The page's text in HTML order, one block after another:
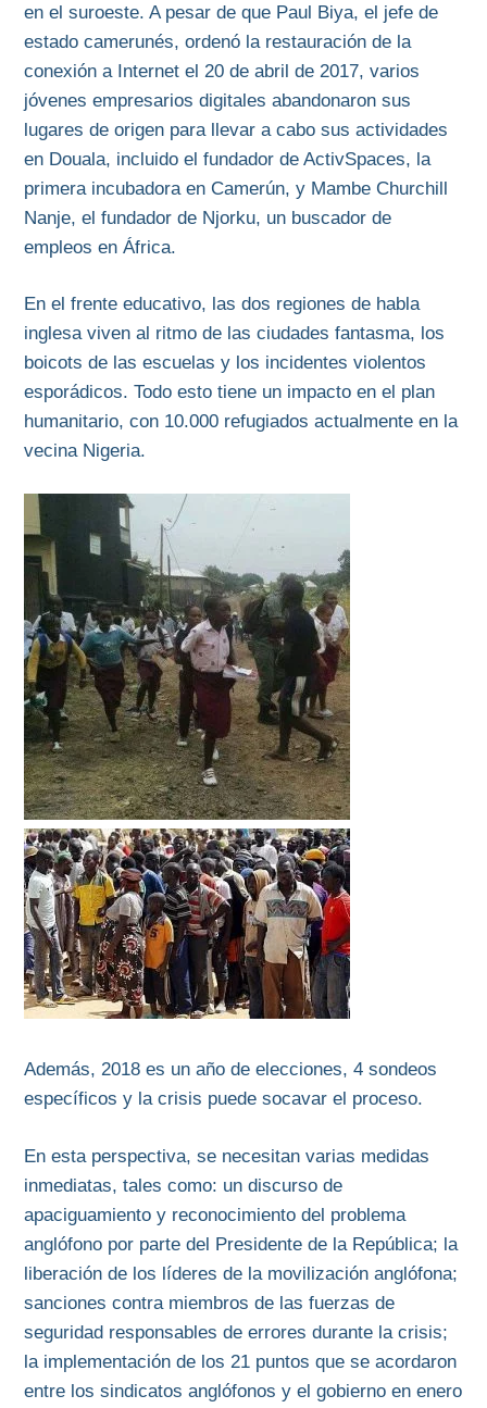
en el suroeste. A pesar de que Paul Biya, el jefe de
estado camerunés, ordenó la restauración de la
conexión a Internet el 20 de abril de 2017, varios
jóvenes empresarios digitales abandonaron sus
lugares de origen para llevar a cabo sus actividades
en Douala, incluido el fundador de ActivSpaces, la
primera incubadora en Camerún, y Mambe Churchill
Nanje, el fundador de Njorku, un buscador de
empleos en África.
En el frente educativo, las dos regiones de habla
inglesa viven al ritmo de las ciudades fantasma, los
boicots de las escuelas y los incidentes violentos
esporádicos. Todo esto tiene un impacto en el plan
humanitario, con 10.000 refugiados actualmente en la
vecina Nigeria.
Además, 2018 es un año de elecciones, 4 sondeos
específicos y la crisis puede socavar el proceso.
En esta perspectiva, se necesitan varias medidas
inmediatas, tales como: un discurso de
apaciguamiento y reconocimiento del problema
anglófono por parte del Presidente de la República; la
liberación de los líderes de la movilización anglófona;
sanciones contra miembros de las fuerzas de
seguridad responsables de errores durante la crisis;
la implementación de los 21 puntos que se acordaron
entre los sindicatos anglófonos y el gobierno en enero